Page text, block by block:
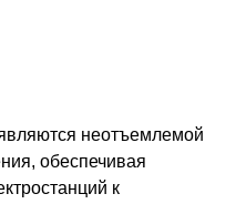
неотъемлемой
обеспечивая
к